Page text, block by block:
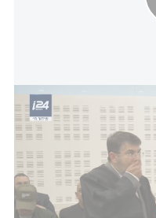
מהשופט - וחקירת איש
אתאיש המוסדלשעבר:
מנוע להתייחס
באדם שתרם
משך שנים ארוכות, לא
תוכח במלואה.